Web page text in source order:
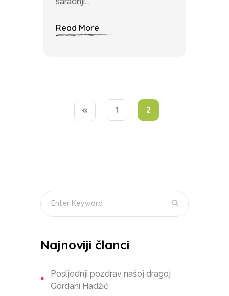
Najnoviji članci
Posljednji pozdrav našoj dragoj
Gordani Hadžić
Read More
1 2